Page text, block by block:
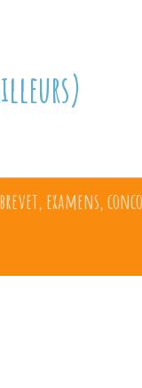
brevet, examens,